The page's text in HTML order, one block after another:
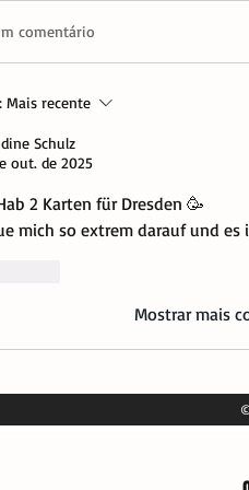
comentário
Mais recente
Schulz
out. de 2025
2 Karten für Dresden 🥳
mich so extrem darauf und
Mostrar mais